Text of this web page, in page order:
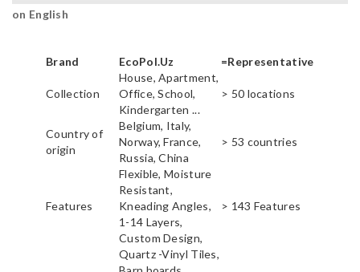
on English
Brand EcoPol.Uz =Representative
Collection
House, Apartment,
Office, School,
Kindergarten ...
> 50 locations
Country of
origin
Belgium, Italy,
Norway, France,
Russia, China
> 53 countries
Features
Flexible, Moisture
Resistant,
Kneading Angles,
1-14 Layers,
Custom Design,
> 143 Features
Quartz -Vinyl Tiles,